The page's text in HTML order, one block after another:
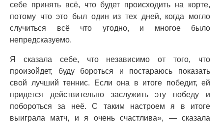
себе принять всё, что будет происходить на корте,
потому что это был один из тех дней, когда могло
случиться всё что угодно, и многое было
непредсказуемо.
Я сказала себе, что независимо от того, что
произойдет, буду бороться и постараюсь показать
свой лучший теннис. Если она в итоге победит, ей
придется действительно заслужить эту победу и
побороться за неё. С таким настроем я в итоге
выиграла матч, и я очень счастлива», — сказала